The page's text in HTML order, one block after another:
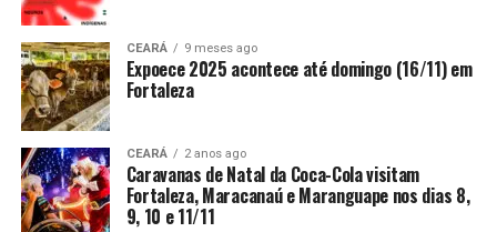
CEARÁ 9 meses ago
Expoece 2025 acontece até domingo (16/11) em
Fortaleza
CEARÁ 2 anos ago
Caravanas de Natal da Coca-Cola visitam
Fortaleza, Maracanaú e Maranguape nos dias 8,
9, 10 e 11/11